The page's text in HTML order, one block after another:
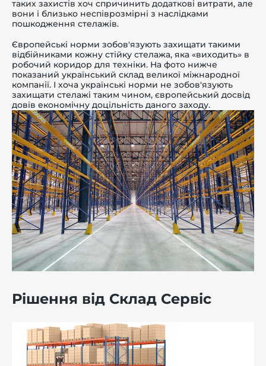
таких захистів хоч спричинить додаткові витрати, але
вони і близько неспіврозмірні з наслідками
пошкодження стелажів.
Європейські норми зобов'язують захищати такими
відбійниками кожну стійку стелажа, яка «виходить» в
робочий коридор для техніки. На фото нижче
показаний український склад великої міжнародної
компанії. І хоча українські норми не зобов'язують
захищати стелажі таким чином, європейський досвід
довів економічну доцільність даного заходу.
Рішення від Склад Сервіс